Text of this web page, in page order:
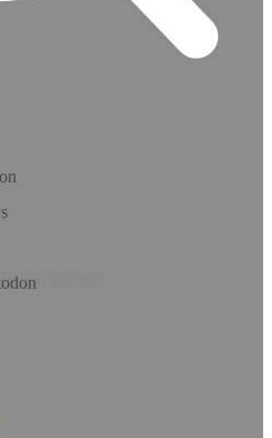
Hol dir die App!